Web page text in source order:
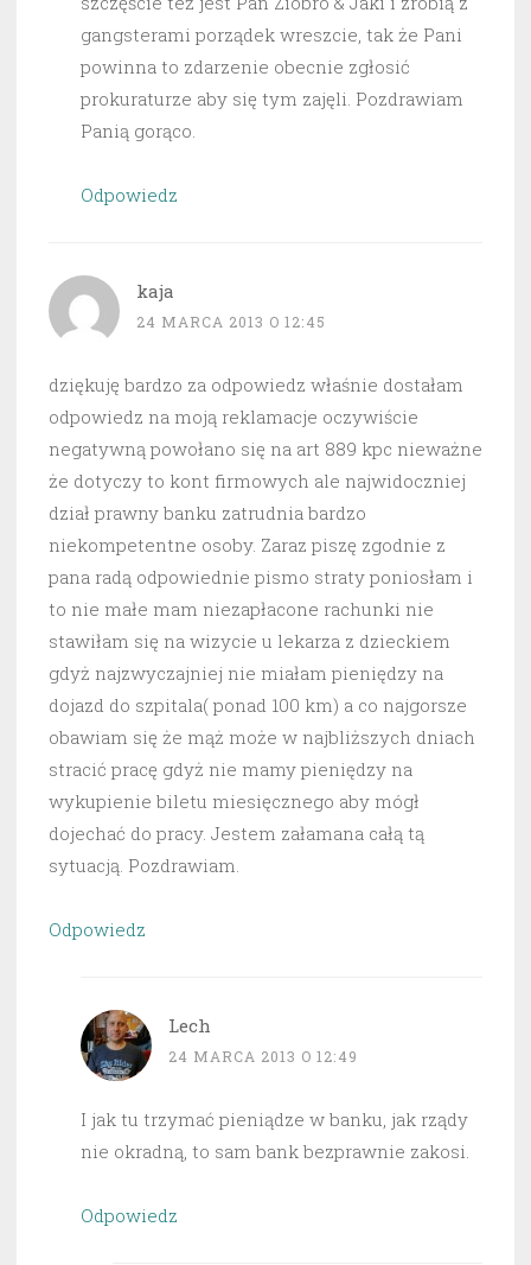
gangsterami porządek wreszcie, tak że Pani
powinna to zdarzenie obecnie zgłosić
prokuraturze aby się tym zajęli. Pozdrawiam
Panią gorąco.
Odpowiedz
kaja
24 MARCA 2013 O 12:45
dziękuję bardzo za odpowiedz właśnie dostałam
odpowiedz na moją reklamacje oczywiście
negatywną powołano się na art 889 kpc nieważne
że dotyczy to kont firmowych ale najwidoczniej
dział prawny banku zatrudnia bardzo
niekompetentne osoby. Zaraz piszę zgodnie z
pana radą odpowiednie pismo straty poniosłam i
to nie małe mam niezapłacone rachunki nie
stawiłam się na wizycie u lekarza z dzieckiem
gdyż najzwyczajniej nie miałam pieniędzy na
dojazd do szpitala( ponad 100 km) a co najgorsze
obawiam się że mąż może w najbliższych dniach
stracić pracę gdyż nie mamy pieniędzy na
wykupienie biletu miesięcznego aby mógł
dojechać do pracy. Jestem załamana całą tą
sytuacją. Pozdrawiam.
Odpowiedz
Lech
24 MARCA 2013 O 12:49
I jak tu trzymać pieniądze w banku, jak rządy
nie okradną, to sam bank bezprawnie zakosi.
Odpowiedz